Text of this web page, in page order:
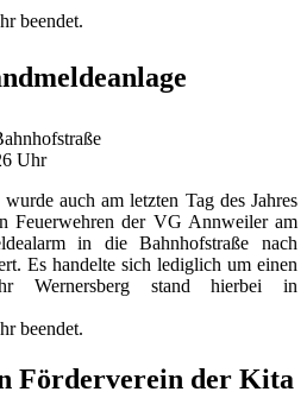
beendet.
Uhr
auch am letzten Tag des Jahres
Feuerwehren der VG Annweiler am
in die Bahnhofstraße nach
Es handelte sich lediglich um einen
Wernersberg stand hierbei in
beendet.
Förderverein der Kita